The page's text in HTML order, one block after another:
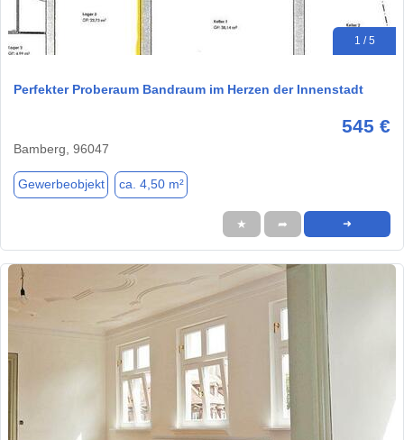
1 / 5
Perfekter Proberaum Bandraum im Herzen der Innenstadt
545 €
Bamberg, 96047
Gewerbeobjekt ca. 4,50 m²
★ ➦ ➜